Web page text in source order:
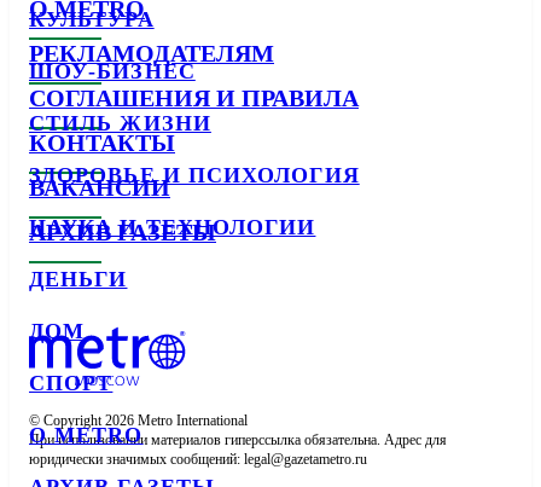
КУЛЬТУРА
ШОУ-БИЗНЕС
СТИЛЬ ЖИЗНИ
ЗДОРОВЬЕ И ПСИХОЛОГИЯ
НАУКА И ТЕХНОЛОГИИ
ДЕНЬГИ
ДОМ
СПОРТ
О METRO
О METRO
РЕКЛАМОДАТЕЛЯМ
СОГЛАШЕНИЯ И ПРАВИЛА
КОНТАКТЫ
ВАКАНСИИ
АРХИВ ГАЗЕТЫ
© Copyright 2026 Metro International
При использовании материалов гиперссылка обязательна. Адрес для
юридически значимых сообщений: